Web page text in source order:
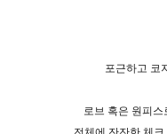
포근하고 코
로브 혹은 원피